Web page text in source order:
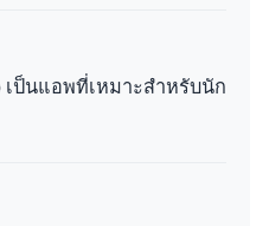
เป็นแอพที่เหมาะสำหรับนัก